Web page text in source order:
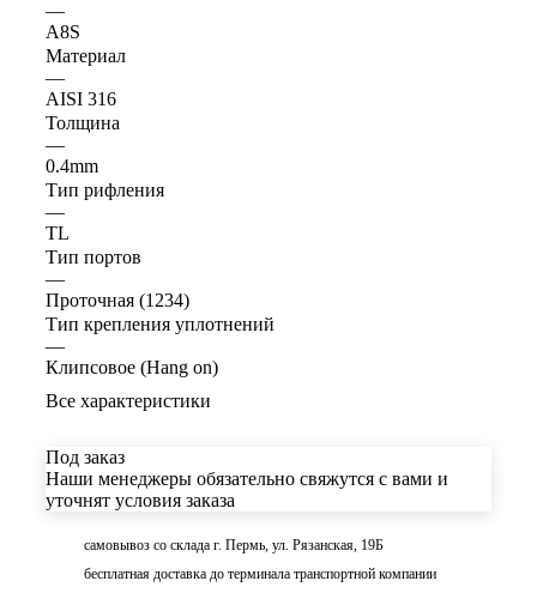
—
A8S
Материал
—
AISI 316
Толщина
—
0.4mm
Тип рифления
—
TL
Тип портов
—
Проточная (1234)
Тип крепления уплотнений
—
Клипсовое (Hang on)
Все характеристики
Под заказ
Наши менеджеры обязательно свяжутся с вами и
уточнят условия заказа
самовывоз со склада г. Пермь, ул. Рязанская, 19Б
бесплатная доставка до терминала транспортной компании